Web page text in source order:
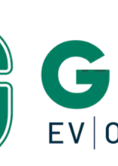
Kaç Gün Sürer?